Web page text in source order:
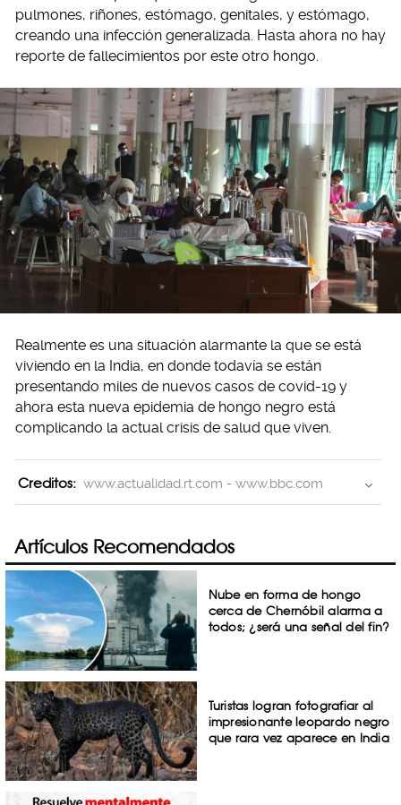
pulmones, riñones, estómago, genitales, y estómago,
creando una infección generalizada. Hasta ahora no hay
reporte de fallecimientos por este otro hongo.
Realmente es una situación alarmante la que se está
viviendo en la India, en donde todavía se están
presentando miles de nuevos casos de covid-19 y
ahora esta nueva epidemia de hongo negro está
complicando la actual crisis de salud que viven.
Creditos: www.actualidad.rt.com - www.bbc.com
Artículos Recomendados
Nube en forma de hongo
cerca de Chernóbil alarma a
todos; ¿será una señal del fin?
Turistas logran fotografiar al
impresionante leopardo negro
que rara vez aparece en India